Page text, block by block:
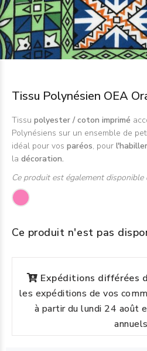
Tissu Polynésien OEA
Tissu polyester / coton imprimé
Polynésiens sur un ensemble de
idéal pour vos paréos, pour
la décoration.
Ce produit est également
Ce produit n'est pas
Expéditions différées
les expéditions de vos
à partir du lundi 24 août
annuels